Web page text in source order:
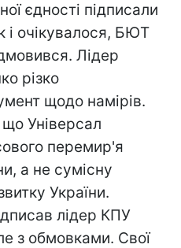
єдності підписали
і очікувалося, БЮТ
Лідер
різко
щодо намірів.
Універсал
перемир'я
а не сумісну
України.
лідер КПУ
з обмовками. Свої